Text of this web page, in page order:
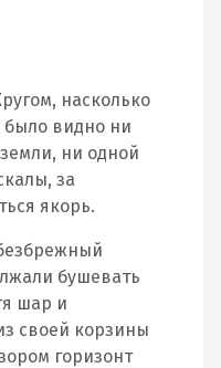
насколько
было видно ни
ни одной
за
якорь.
бушевать
шар и
своей корзины
горизонт